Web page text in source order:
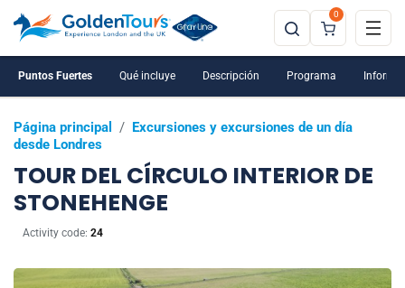
0
Página principal / Excursiones y excursiones de un día
desde Londres
TOUR DEL CÍRCULO INTERIOR DE
STONEHENGE
Activity code: 24
Puntos Fuertes Qué incluye Descripción Programa